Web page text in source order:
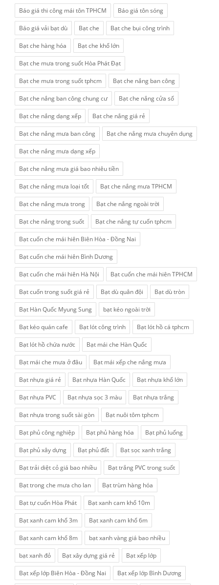
Báo giá thi công mái tôn TPHCM Báo giá tôn sóng
Báo giá vải bạt dù Bạt che Bạt che bụi công trình
Bạt che hàng hóa Bạt che khổ lớn
Bạt che mưa trong suốt Hòa Phát Đạt
Bạt che mưa trong suốt tphcm Bạt che nắng ban công
Bạt che nắng ban công chung cư Bạt che nắng cửa sổ
Bạt che nắng dạng xếp Bạt che nắng giá rẻ
Bạt che nắng mưa ban công Bạt che nắng mưa chuyên dụng
Bạt che nắng mưa dạng xếp
Bạt che nắng mưa giá bao nhiêu tiền
Bạt che nắng mưa loại tốt Bạt che nắng mưa TPHCM
Bạt che nắng mưa trong Bạt che nắng ngoài trời
Bạt che nắng trong suốt Bạt che nắng tự cuốn tphcm
Bạt cuốn che mái hiên Biên Hòa - Đồng Nai
Bạt cuốn che mái hiên Bình Dương
Bạt cuốn che mái hiên Hà Nội Bạt cuốn che mái hiên TPHCM
Bạt cuốn trong suốt giá rẻ Bạt dù quân đội Bạt dù tròn
Bạt Hàn Quốc Myung Sung bạt kéo ngoài trời
Bạt kéo quán cafe Bạt lót công trình Bạt lót hồ cá tphcm
Bạt lót hồ chứa nước Bạt mái che Hàn Quốc
Bạt mái che mưa ở đâu Bạt mái xếp che nắng mưa
Bạt nhựa giá rẻ Bạt nhựa Hàn Quốc Bạt nhựa khổ lớn
Bạt nhựa PVC Bạt nhựa sọc 3 màu Bạt nhựa trắng
Bạt nhựa trong suốt sài gòn Bạt nuôi tôm tphcm
Bạt phủ công nghiệp Bạt phủ hàng hóa Bạt phủ luống
Bạt phủ xây dựng Bạt phủ đất Bạt sọc xanh trắng
Bạt trải diệt cỏ giá bao nhiều Bạt trắng PVC trong suốt
Bạt trong che mưa cho lan Bạt trùm hàng hóa
Bạt tự cuốn Hòa Phát Bạt xanh cam khổ 10m
Bạt xanh cam khổ 3m Bạt xanh cam khổ 6m
Bạt xanh cam khổ 8m bạt xanh vàng giá bao nhiều
bạt xanh đỏ Bạt xây dựng giá rẻ Bạt xếp lớp
Bạt xếp lớp Biên Hòa - Đồng Nai Bạt xếp lớp Bình Dương